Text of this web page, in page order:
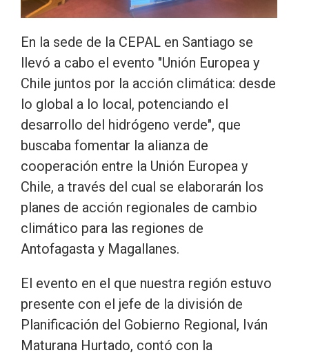
En la sede de la CEPAL en Santiago se
llevó a cabo el evento "Unión Europea y
Chile juntos por la acción climática: desde
lo global a lo local, potenciando el
desarrollo del hidrógeno verde", que
buscaba fomentar la alianza de
cooperación entre la Unión Europea y
Chile, a través del cual se elaborarán los
planes de acción regionales de cambio
climático para las regiones de
Antofagasta y Magallanes.
El evento en el que nuestra región estuvo
presente con el jefe de la división de
Planificación del Gobierno Regional, Iván
Maturana Hurtado, contó con la